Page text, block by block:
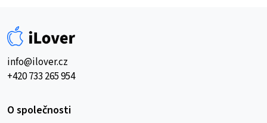
info@ilover.cz
+420 733 265 954
O společnosti